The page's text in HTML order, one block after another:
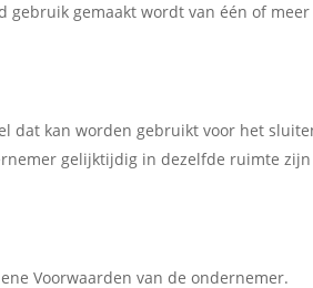
gemaakt wordt van één of meer
dat kan worden gebruikt voor het
gelijktijdig in dezelfde ruimte zijn
Voorwaarden van de ondernemer.